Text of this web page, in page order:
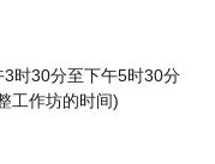
时30分至下午5时30分
作坊的时间)